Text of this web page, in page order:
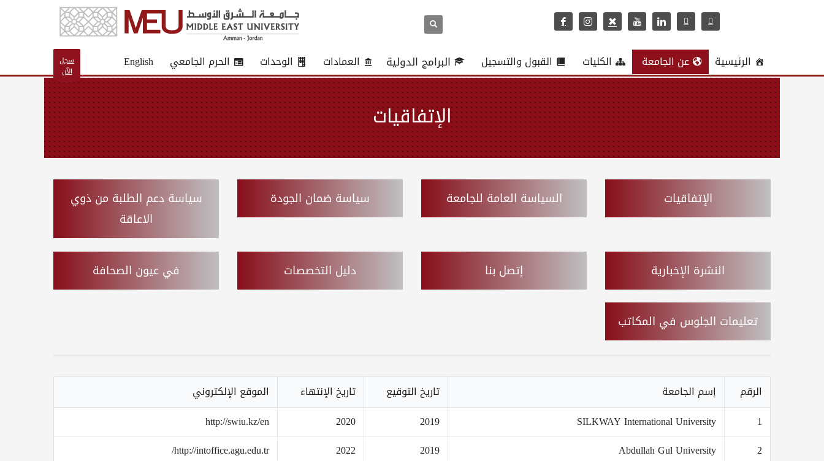
الرئيسية عن الجامعة الكليات القبول والتسجيل البرامج الدولية العمادات الوحدات الحرم الجامعي English
سجل
الآن
الإتفاقيات
سياسة دعم الطلبة من ذوي
الاعاقة
سياسة ضمان الجودة السياسة العامة للجامعة الإتفاقيات
في عيون الصحافة دليل التخصصات إتصل بنا النشرة الإخبارية
تعليمات الجلوس في المكاتب
الرقم إسم الجامعة تاريخ التوقيع تاريخ الإنتهاء الموقع الإلكتروني
1
SILKWAY International University
2019
2020
http://swiu.kz/en
2
Abdullah Gul University
2019
2022
http://intoffice.agu.edu.tr/